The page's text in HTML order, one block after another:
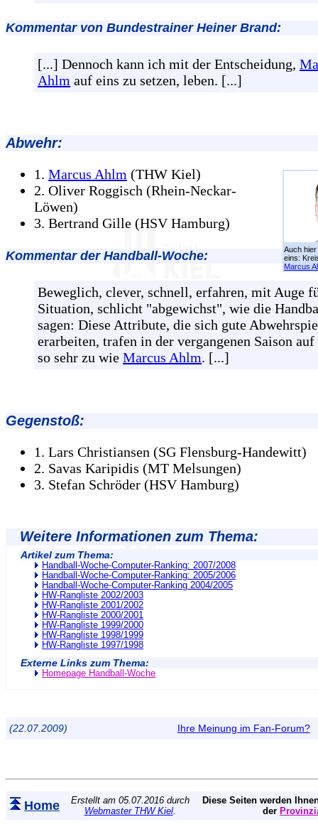
Kommentar von Bundestrainer Heiner Brand:
[...] Dennoch kann ich mit der Entscheidung,
Ahlm auf eins zu setzen, leben. [...]
Abwehr:
Auch
eins:
Marcus
1. Marcus Ahlm (THW Kiel)
2. Oliver Roggisch (Rhein-Neckar-
Löwen)
3. Bertrand Gille (HSV Hamburg)
Kommentar der Handball-Woche:
Beweglich, clever, schnell, erfahren, mit Auge
Situation, schlicht "abgewichst", wie die
sagen: Diese Attribute, die sich gute
erarbeiten, trafen in der vergangenen Saison
so sehr zu wie Marcus Ahlm. [...]
Gegenstoß:
1. Lars Christiansen (SG Flensburg-Handewitt)
2. Savas Karipidis (MT Melsungen)
3. Stefan Schröder (HSV Hamburg)
Weitere Informationen zum Thema:
Artikel zum Thema:
Handball-Woche-Computer-Ranking: 2007/2008
Handball-Woche-Computer-Ranking: 2005/2006
Handball-Woche-Computer-Ranking 2004/2005
HW-Rangliste 2002/2003
HW-Rangliste 2001/2002
HW-Rangliste 2000/2001
HW-Rangliste 1999/2000
HW-Rangliste 1998/1999
HW-Rangliste 1997/1998
Externe Links zum Thema:
Homepage Handball-Woche
(22.07.2009) Ihre Meinung im Fan-Forum?
Home
Erstellt am 05.07.2016 durch
Webmaster THW Kiel.
Diese Seiten werden
der